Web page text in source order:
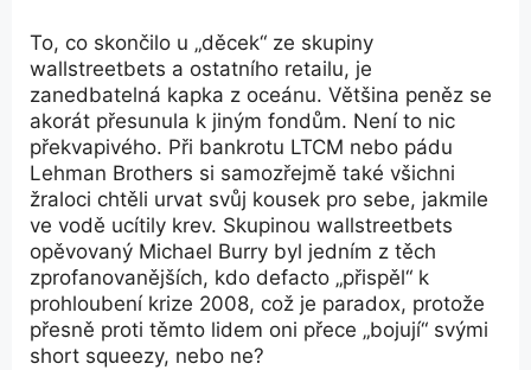
To, co skončilo u „děcek“ ze skupiny
wallstreetbets a ostatního retailu, je
zanedbatelná kapka z oceánu. Většina peněz se
akorát přesunula k jiným fondům. Není to nic
překvapivého. Při bankrotu LTCM nebo pádu
Lehman Brothers si samozřejmě také všichni
žraloci chtěli urvat svůj kousek pro sebe, jakmile
ve vodě ucítily krev. Skupinou wallstreetbets
opěvovaný Michael Burry byl jedním z těch
zprofanovanějších, kdo defacto „přispěl“ k
prohloubení krize 2008, což je paradox, protože
přesně proti těmto lidem oni přece „bojují“ svými
short squeezy, nebo ne?